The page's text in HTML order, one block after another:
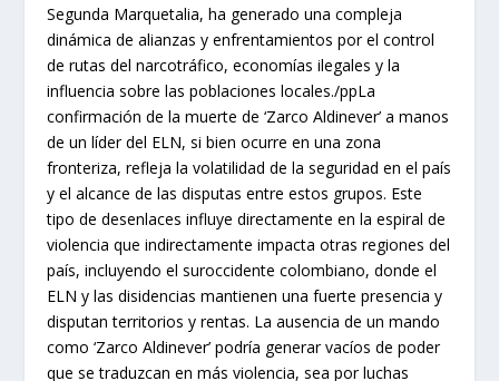
Segunda Marquetalia, ha generado una compleja
dinámica de alianzas y enfrentamientos por el control
de rutas del narcotráfico, economías ilegales y la
influencia sobre las poblaciones locales./ppLa
confirmación de la muerte de ‘Zarco Aldinever’ a manos
de un líder del ELN, si bien ocurre en una zona
fronteriza, refleja la volatilidad de la seguridad en el país
y el alcance de las disputas entre estos grupos. Este
tipo de desenlaces influye directamente en la espiral de
violencia que indirectamente impacta otras regiones del
país, incluyendo el suroccidente colombiano, donde el
ELN y las disidencias mantienen una fuerte presencia y
disputan territorios y rentas. La ausencia de un mando
como ‘Zarco Aldinever’ podría generar vacíos de poder
que se traduzcan en más violencia, sea por luchas